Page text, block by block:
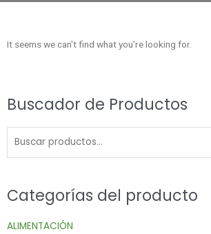
It seems we can't find what you're looking for.
Buscador de Productos
Buscar
Categorías del producto
ALIMENTACIÓN